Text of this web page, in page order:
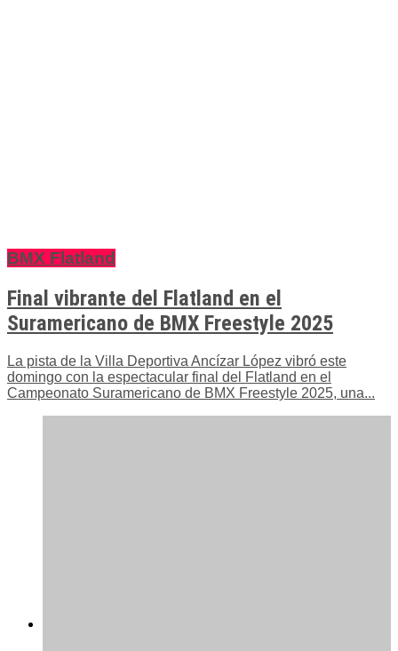
BMX Flatland
Final vibrante del Flatland en el
Suramericano de BMX Freestyle 2025
La pista de la Villa Deportiva Ancízar López vibró este
domingo con la espectacular final del Flatland en el
Campeonato Suramericano de BMX Freestyle 2025, una...